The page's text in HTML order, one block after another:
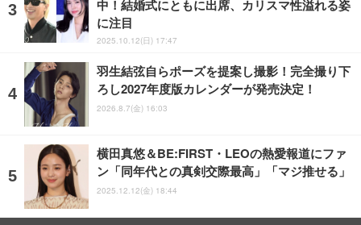
中！結婚式にともに出席、カリスマ性溢れる姿
に注目
2025.10.12(日) 17:47
羽生結弦自らポーズを提案し撮影！完全撮り下
ろし2027年度版カレンダーが発売決定！
2026.8.7(金) 16:03
横田真悠＆BE:FIRST・LEOの熱愛報道にファ
ン「同年代との真剣交際最高」「マジ推せる」
2025.12.12(金) 18:44